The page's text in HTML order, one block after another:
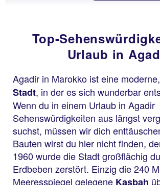
Top-
Urlaub in
Agadir in Marokko ist eine moderne,
Stadt, in der es sich wunderbar
Wenn du in einem Urlaub in Agadir
Sehenswürdigkeiten aus längst
suchst, müssen wir dich
Bauten wirst du hier nicht finden,
1960 wurde die Stadt großflächig
Erdbeben zerstört. Einzig die 240
Meeresspiegel gelegene Kasbah